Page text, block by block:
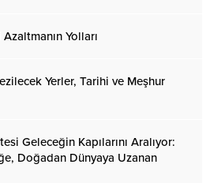
Yolları
Yerler, Tarihi ve Meşhur
Geleceğin Kapılarını Aralıyor:
Doğadan Dünyaya Uzanan